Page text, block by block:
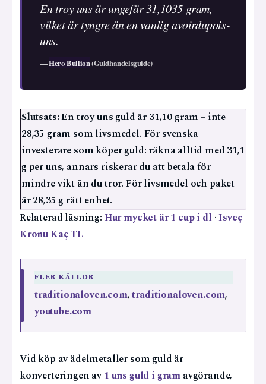
En troy uns är ungefär 31,1035 gram,
vilket är tyngre än en vanlig avoirdupois-
uns.
—Hero Bullion(Guldhandelsguide)
Slutsats:En troy uns guld är 31,10 gram – inte
28,35 gram som livsmedel. För svenska
investerare som köper guld: räkna alltid med 31,1
g per uns, annars riskerar du att betala för
mindre vikt än du tror. För livsmedel och paket
är 28,35 g rätt enhet.
Relaterad läsning: Hur mycket är 1 cup i dl·Isveç
Kronu Kaç TL
FLER KÄLLOR
traditionaloven.com,traditionaloven.com,
youtube.com
Vid köp av ädelmetaller som guld är
konverteringen av1 uns guld i gram avgörande,